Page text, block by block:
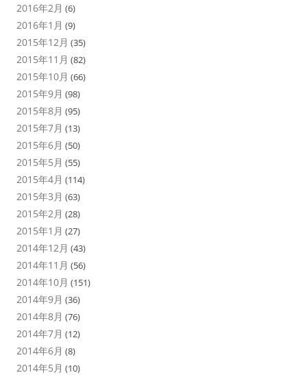
2016年2月 (6)
2016年1月 (9)
2015年12月 (35)
2015年11月 (82)
2015年10月 (66)
2015年9月 (98)
2015年8月 (95)
2015年7月 (13)
2015年6月 (50)
2015年5月 (55)
2015年4月 (114)
2015年3月 (63)
2015年2月 (28)
2015年1月 (27)
2014年12月 (43)
2014年11月 (56)
2014年10月 (151)
2014年9月 (36)
2014年8月 (76)
2014年7月 (12)
2014年6月 (8)
2014年5月 (10)